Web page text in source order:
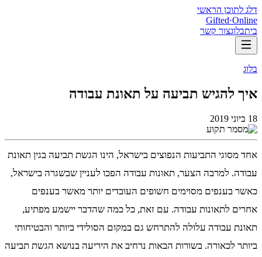
דלג לתוכן הראשי
Gifted·Online
ביתבלוגצור קשר
בלוג
איך להגיש תביעה על תאונת עבודה
18 ביוני 2019
אחד מסוגי התביעות הנפוצים בישראל, הינו הגשת תביעה בגין תאונת
עבודה. למרבה הצער, תאונות עבודה הפכו לעניין שבשגרה בישראל,
כאשר בענפים מסוימים חשופים העובדים יותר מאשר בענפים
אחרים לתאונות עבודה. עם זאת, כל כמה שהדבר יישמע מפתיע,
תאונת עבודה עלולה להתרחש גם במקום הסולידי ביותר והבטיחותי
ביותר לכאורה. בשורות הבאות נרחיב את היריעה בנושא הגשת תביעה